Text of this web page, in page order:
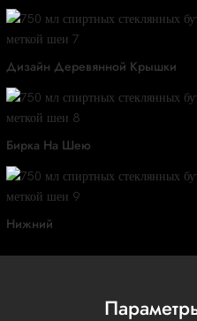
Дизайн Деревянной Крышки
Бирка На Шею
Нижний